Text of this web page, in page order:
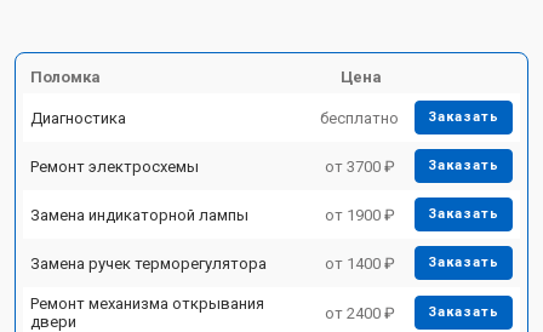
Поломка Цена
Диагностика бесплатно Заказать
Ремонт электросхемы от 3700 ₽ Заказать
Замена индикаторной лампы от 1900 ₽ Заказать
Замена ручек терморегулятора от 1400 ₽ Заказать
Ремонт механизма открывания
двери
от 2400 ₽ Заказать